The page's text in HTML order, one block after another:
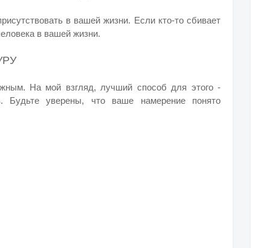
в вашей жизни. Если кто-то сбивает
в вашей жизни.
На мой взгляд, лучший способ для этого -
Будьте уверены, что ваше намерение понято